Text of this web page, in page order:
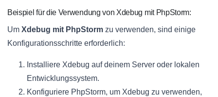
Beispiel für die Verwendung von Xdebug mit PhpStorm:
Um Xdebug mit PhpStorm zu verwenden, sind einige
Konfigurationsschritte erforderlich:
Installiere Xdebug auf deinem Server oder lokalen
Entwicklungssystem.
Konfiguriere PhpStorm, um Xdebug zu verwenden,